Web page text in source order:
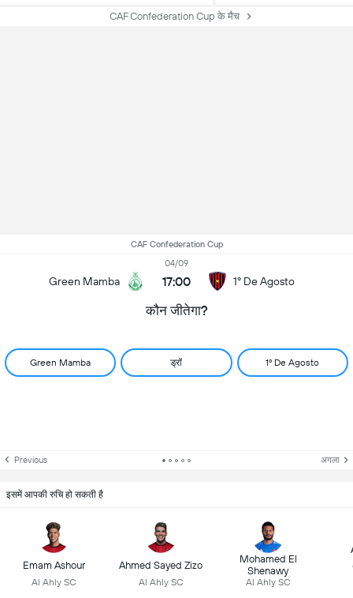
CAF Confederation Cup के मैच
CAF Confederation Cup
Green Mamba
04/09
17:00 1º De Agosto
कौन जीतेगा?
Green Mamba ड्रॉ 1º De Agosto
Previous अगला
इसमें आपकी रुचि हो सकती है
Emam Ashour
Al Ahly SC
Ahmed Sayed Zizo
Al Ahly SC
Mohamed El
Shenawy
Al Ahly SC